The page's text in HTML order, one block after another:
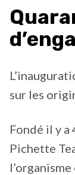
sur les
Fondé il y
Pichette